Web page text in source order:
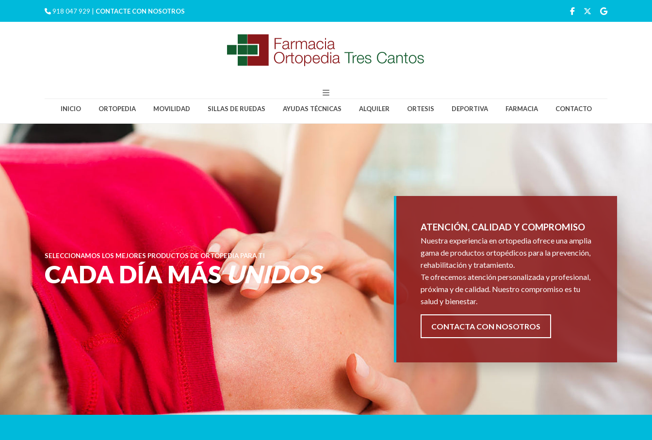
918 047 929 | CONTACTE CON NOSOTROS
INICIO ORTOPEDIA MOVILIDAD SILLAS DE RUEDAS AYUDAS TÉCNICAS ALQUILER ORTESIS DEPORTIVA FARMACIA CONTACTO
SELECCIONAMOS LOS MEJORES PRODUCTOS DE ORTOPEDIA PARA TI
CADA DÍA MÁSUNIDOS
ATENCIÓN, CALIDAD Y COMPROMISO
Nuestra experiencia en ortopedia ofrece una amplia
gama de productos ortopédicos para la prevención,
rehabilitación y tratamiento.
Te ofrecemos atención personalizada y profesional,
próxima y de calidad. Nuestro compromiso es tu
salud y bienestar.
CONTACTA CON NOSOTROS